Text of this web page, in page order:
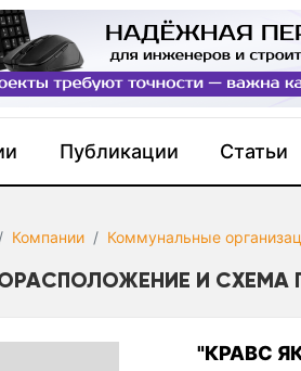
Публикации Статьи
Компании Коммунальные
И СХЕМА
"КРАВС